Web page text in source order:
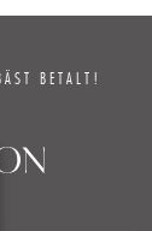
BETALT!